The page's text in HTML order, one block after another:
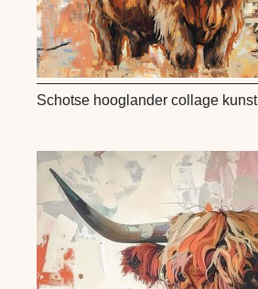
Schotse hooglander collage kunst